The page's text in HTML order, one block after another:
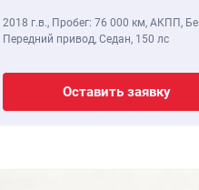
2018 г.в., Пробег: 76 000 км, АКПП,
Передний привод, Седан, 150 лс
Оставить заявку